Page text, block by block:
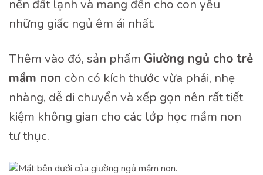
nền đất lạnh và mang đến cho con yêu
những giấc ngủ êm ái nhất.
Thêm vào đó, sản phẩm Giường ngủ cho trẻ
mầm non còn có kích thước vừa phải, nhẹ
nhàng, dễ di chuyển và xếp gọn nên rất tiết
kiệm không gian cho các lớp học mầm non
tư thục.